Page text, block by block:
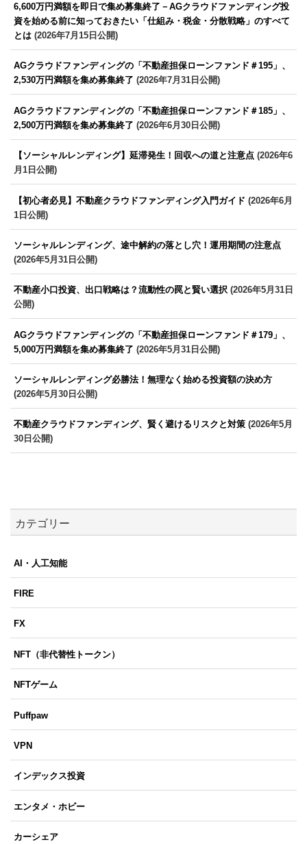
6,600万円満額を即日で集め募集終了－AGクラウドファンディング投
資を始める前に知っておきたい「仕組み・税金・分散戦略」のすべて
とは (2026年7月15日公開)
AGクラウドファンディングの「不動産担保ローンファンド＃195」、
2,530万円満額を集め募集終了 (2026年7月31日公開)
AGクラウドファンディングの「不動産担保ローンファンド＃185」、
2,500万円満額を集め募集終了 (2026年6月30日公開)
【ソーシャルレンディング】延滞発生！回収への道と注意点 (2026年6
月1日公開)
【初心者必見】不動産クラウドファンディング入門ガイド (2026年6月
1日公開)
ソーシャルレンディング、途中解約の落とし穴！運用期間の注意点
(2026年5月31日公開)
不動産小口投資、出口戦略は？流動性の罠と賢い選択 (2026年5月31日
公開)
AGクラウドファンディングの「不動産担保ローンファンド＃179」、
5,000万円満額を集め募集終了 (2026年5月31日公開)
ソーシャルレンディング必勝法！無理なく始める投資額の決め方
(2026年5月30日公開)
不動産クラウドファンディング、賢く避けるリスクと対策 (2026年5月
30日公開)
カテゴリー
AI・人工知能
FIRE
FX
NFT（非代替性トークン）
NFTゲーム
Puffpaw
VPN
インデックス投資
エンタメ・ホビー
カーシェア